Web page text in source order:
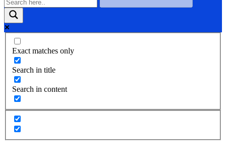
Exact matches only
Search in title
Search in content